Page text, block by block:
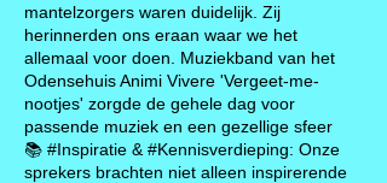
mantelzorgers waren duidelijk. Zij
herinnerden ons eraan waar we het
allemaal voor doen. Muziekband van het
Odensehuis Animi Vivere 'Vergeet-me-
nootjes' zorgde de gehele dag voor
passende muziek en een gezellige sfeer
📚 #Inspiratie & #Kennisverdieping: Onze
sprekers brachten niet alleen inspirerende